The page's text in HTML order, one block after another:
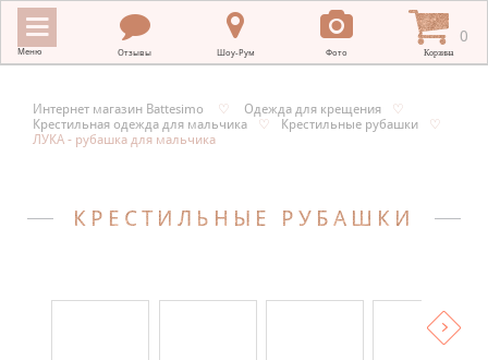
0
Корзина
Меню
ИНТЕРНЕТ МАГАЗИН BATTESIMO
Отзывы Шоу-Рум Фото
Интернет магазин Battesimo ♡ Одежда для крещения
♡
Крестильная одежда для мальчика
♡ Крестильные рубашки
♡
ЛУКА - рубашка для мальчика
КРЕСТИЛЬНЫЕ РУБАШКИ